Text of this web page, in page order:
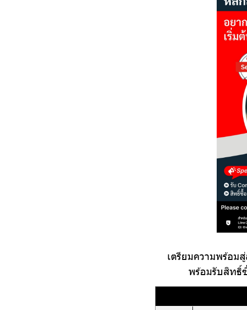
เตรียมความพร้อม
พร้อมรับสิทธิ์